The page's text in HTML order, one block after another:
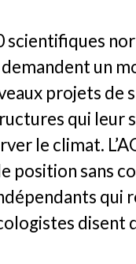
scientifiques
un
projets de
qui leur
le climat.
position sans
qui
disent